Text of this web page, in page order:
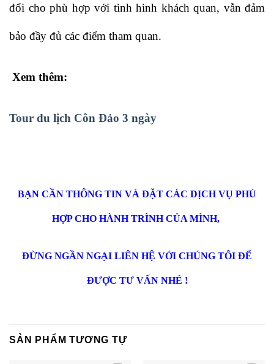
đổi cho phù hợp với tình hình khách quan, vẫn đảm
bảo đầy đủ các điểm tham quan.
Xem thêm:
Tour du lịch Côn Đảo 3 ngày
BẠN CẦN THÔNG TIN VÀ ĐẶT CÁC DỊCH VỤ PHÙ
HỢP CHO HÀNH TRÌNH CỦA MÌNH,
ĐỪNG NGẦN NGẠI LIÊN HỆ VỚI CHÚNG TÔI ĐỂ
ĐƯỢC TƯ VẤN NHÉ !
SẢN PHẨM TƯƠNG TỰ